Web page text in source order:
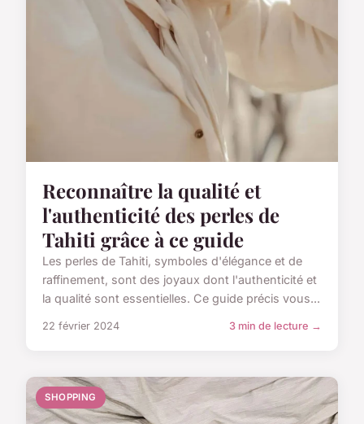
Reconnaître la qualité et
l'authenticité des perles de
Tahiti grâce à ce guide
Les perles de Tahiti, symboles d'élégance et de
raffinement, sont des joyaux dont l'authenticité et
la qualité sont essentielles. Ce guide précis vous...
22 février 2024 3 min de lecture →
SHOPPING